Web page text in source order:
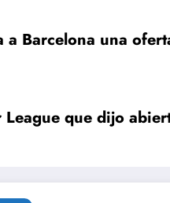
a Barcelona una
League que dijo